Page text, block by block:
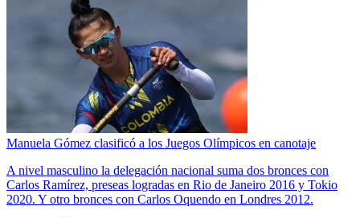
Manuela Gómez clasificó a los Juegos Olímpicos en canotaje
A nivel masculino la delegación nacional suma dos bronces con
Carlos Ramírez, preseas logradas en Rio de Janeiro 2016 y Tokio
2020. Y otro bronces con Carlos Oquendo en Londres 2012.